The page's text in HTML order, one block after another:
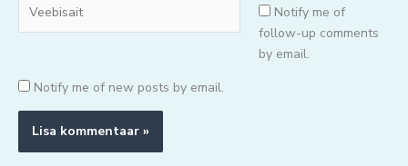
Notify me of
follow-up comments
by email.
Notify me of new posts by email.